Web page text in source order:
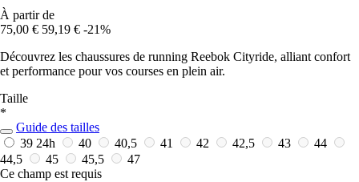
À partir de
75,00 € 59,19 € -21%
Découvrez les chaussures de running Reebok Cityride, alliant confort
et performance pour vos courses en plein air.
Taille
*
Guide des tailles
39 24h 40 40,5 41 42 42,5 43
44
44,5
45 45,5
47
Ce champ est requis